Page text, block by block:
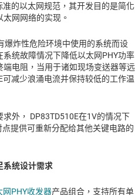
准的以太网规范，其开发目的是简化
网网络的实现。
爆炸性危险环境中使用的系统而设
统故障情况下降低以太网PHY功率
电阻，当用于诸如现场变送器等远
减少浪涌电流并保持较低的工作温
外， DP83TD510E在1V的情况下
提供可重新分配给其他关键电路的
系统设计需求
网PHY收发器产品组合，支持所有单